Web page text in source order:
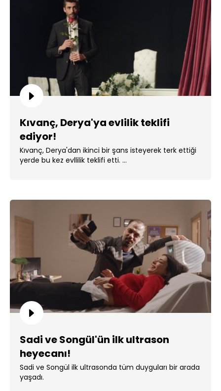
Kıvanç, Derya'ya evlilik teklifi
ediyor!
Kıvanç, Derya'dan ikinci bir şans isteyerek terk ettiği
yerde bu kez evllilik teklifi etti. ...
Sadi ve Songül'ün ilk ultrason
heyecanı!
Sadi ve Songül ilk ultrasonda tüm duyguları bir arada
yaşadı.